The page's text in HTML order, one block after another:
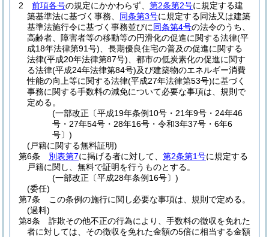
2
前項各号の規定にかかわらず、 第2条第2号に規定する建
築基準法に基づく事務、 同条第3号に規定する同法又は建築
基準法施行令に基づく事務並びに同条第4号の法令のうち、
高齢者、障害者等の移動等の円滑化の促進に関する法律(平
成18年法律第91号) 、長期優良住宅の普及の促進に関する
法律(平成20年法律第87号) 、都市の低炭素化の促進に関す
る法律(平成24年法律第84号)及び建築物のエネルギー消費
性能の向上等に関する法律(平成27年法律第53号)に基づく
事務に関する手数料の減免について必要な事項は、規則で
定める。
(一部改正〔平成19年条例10号・21年9号・24年46
号・27年54号・28年16号・令和3年37号・6年6
号〕)
(戸籍に関する無料証明)
第6条
別表第7に掲げる者に対して、 第2条第1号に規定する
戸籍に関し、無料で証明を行うものとする。
(一部改正〔平成28年条例16号〕)
(委任)
第7条
この条例の施行に関し必要な事項は、規則で定める。
(過料)
第8条
詐欺その他不正の行為により、手数料の徴収を免れた
者に対しては、その徴収を免れた金額の5倍に相当する金額